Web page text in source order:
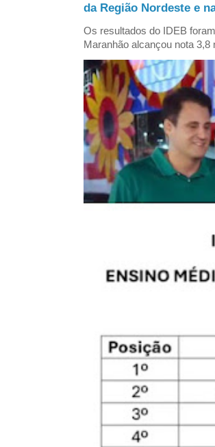
da Região Nordeste e
Os resultados do IDEB
Maranhão alcançou nota